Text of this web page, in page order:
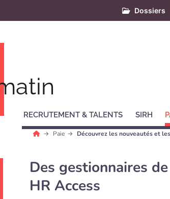
Dossiers
RECRUTEMENT & TALENTS SIRH
Paie Découvrez les nouveautés et
Des gestionnaires
HR Access